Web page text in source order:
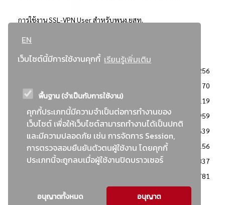
EN
เว็บไซต์นี้มีการใช้งานคุกกี้ เรียนรู้เพิ่มเติม
พื้นฐาน (จำเป็นกับการใช้งาน)
คุกกี้ประเภทนี้มีความจำเป็นต่อการทำงานของ
เว็บไซต์ เพื่อให้เว็บไซต์สามารถทำงานได้เป็นปกติ
และมีความปลอดภัย เช่น การจัดการ Session,
การตรวจสอบยืนยันตัวตนผู้ใช้งาน โดยคุกกี้
ประเภทนี้จะถูกลบเมื่อผู้ใช้งานปิดบราวเซอร์
อนุญาตทั้งหมด อนุญาต
การใช้งาน SSL-VPN User สำหรับพนง.ยสท.
..ยอดนิยม..
3256
2370
: วิธีเฉพาะเจาะจง
2119
ข่าวสาร/ประกาศ
1959
: เอกสารส่งเสริมความโปร่งใสในการจัดซื้อจัดจ้าง
1639
ข่าวสารจัดซื้อจัดจ้าง
1156
: แผนการจัดซื้อจัดจ้าง
837
781